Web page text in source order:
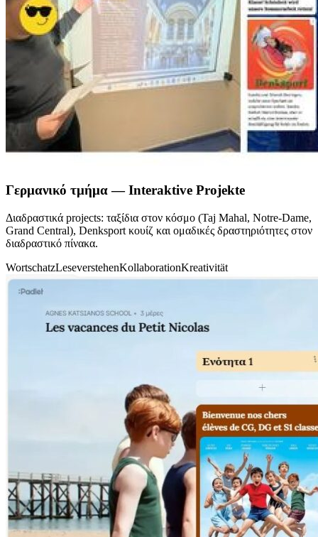
Γερμανικό τμήμα — Interaktive Projekte
Διαδραστικά projects: ταξίδια στον κόσμο (Taj Mahal, Notre-Dame,
Grand Central), Denksport κουίζ και ομαδικές δραστηριότητες στον
διαδραστικό πίνακα.
WortschatzLeseverstehenKollaborationKreativität